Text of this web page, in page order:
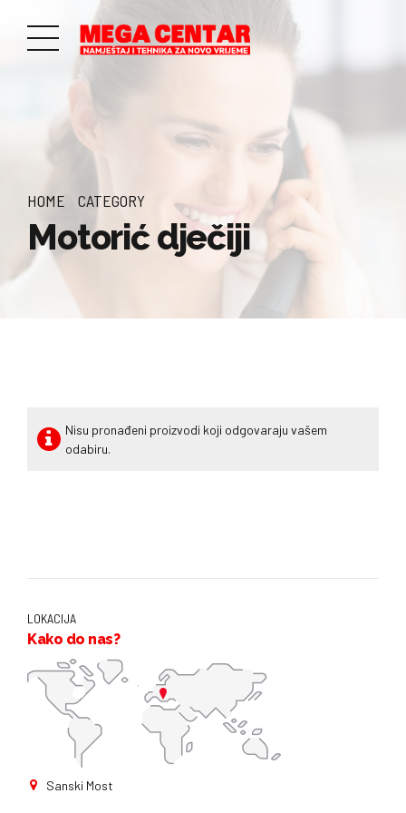
HOME CATEGORY
Motorić dječiji
Nisu pronađeni proizvodi koji odgovaraju vašem
odabiru.
LOKACIJA
Kako do nas?
Sanski Most